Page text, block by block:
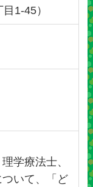
1-45）
学療法士、
いて、「ど